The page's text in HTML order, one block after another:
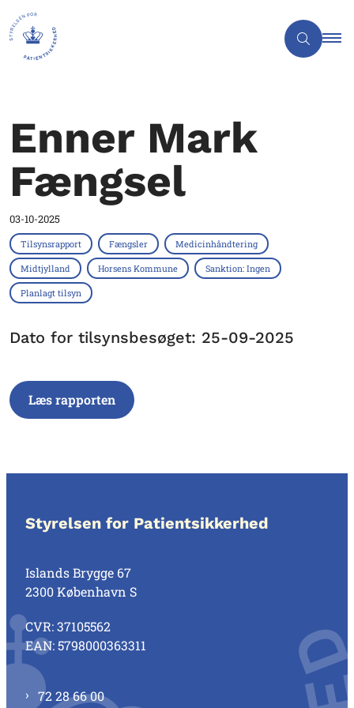
Enner Mark
Fængsel
03-10-2025
Tilsynsrapport Fængsler Medicinhåndtering
Midtjylland Horsens Kommune Sanktion: Ingen
Planlagt tilsyn
Dato for tilsynsbesøget: 25-09-2025
Læs rapporten
Styrelsen for Patientsikkerhed
Islands Brygge 67
2300 København S
CVR: 37105562
EAN: 5798000363311
72 28 66 00